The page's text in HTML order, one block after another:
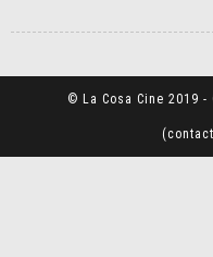
© La Cosa Cine 2019 -
(